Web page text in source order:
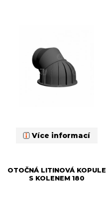
Více informací
OTOČNÁ LITINOVÁ KOPULE
S KOLENEM 180